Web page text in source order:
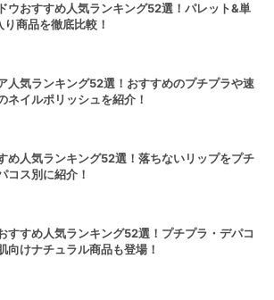
ウおすすめ人気ランキング52選！パレット&単
商品を徹底比較！
人気ランキング52選！おすすめのプチプラや速
ネイルポリッシュを紹介！
め人気ランキング52選！落ちないリップをプチ
コス別に紹介！
すすめ人気ランキング52選！プチプラ・デパコ
向けナチュラル商品も登場！